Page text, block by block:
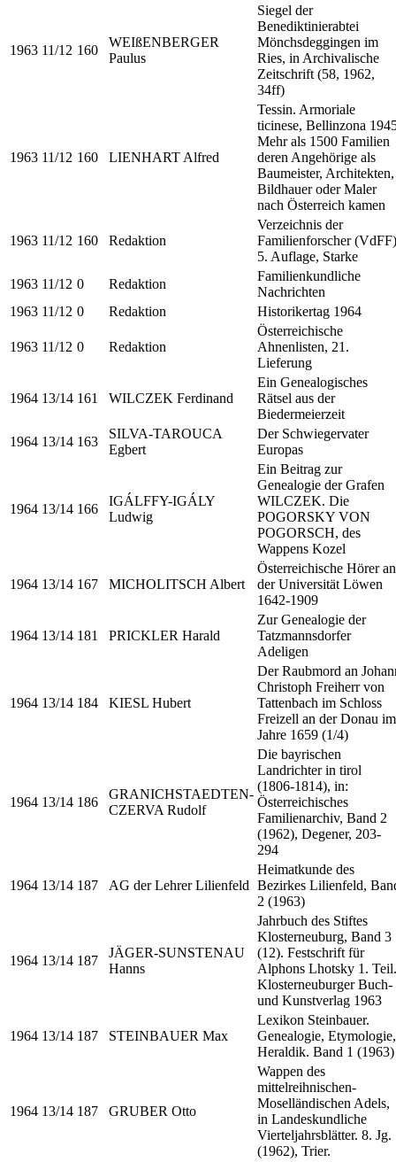
1963 11/12 160
WEIßENBERGER
Paulus
Siegel der
Benediktinierabtei
Mönchsdeggingen im
Ries, in Archivalische
Zeitschrift (58, 1962,
34ff)
1963 11/12 160 LIENHART Alfred
Tessin. Armoriale
ticinese, Bellinzona
Mehr als 1500 Familien
deren Angehörige als
Baumeister, Architekten,
Bildhauer oder Maler
nach Österreich kamen
1963 11/12 160 Redaktion
Verzeichnis der
Familienforscher
5. Auflage, Starke
1963 11/12 0 Redaktion
Familienkundliche
Nachrichten
1963 11/12 0 Redaktion Historikertag 1964
1963 11/12 0 Redaktion
Österreichische
Ahnenlisten, 21.
Lieferung
1964 13/14 161 WILCZEK Ferdinand
Ein Genealogisches
Rätsel aus der
Biedermeierzeit
1964 13/14 163
SILVA-TAROUCA
Egbert
Der Schwiegervater
Europas
1964 13/14 166
IGÁLFFY-IGÁLY
Ludwig
Ein Beitrag zur
Genealogie der Grafen
WILCZEK. Die
POGORSKY VON
POGORSCH, des
Wappens Kozel
1964 13/14 167 MICHOLITSCH Albert
Österreichische Hörer an
der Universität Löwen
1642-1909
1964 13/14 181 PRICKLER Harald
Zur Genealogie der
Tatzmannsdorfer
Adeligen
1964 13/14 184 KIESL Hubert
Der Raubmord an
Christoph Freiherr von
Tattenbach im Schloss
Freizell an der Donau im
Jahre 1659 (1/4)
1964 13/14 186
GRANICHSTAEDTEN-
CZERVA Rudolf
Die bayrischen
Landrichter in tirol
(1806-1814), in:
Österreichisches
Familienarchiv, Band 2
(1962), Degener, 203-
294
1964 13/14 187 AG der Lehrer Lilienfeld
Heimatkunde des
Bezirkes Lilienfeld,
2 (1963)
1964 13/14 187
JÄGER-SUNSTENAU
Hanns
Jahrbuch des Stiftes
Klosterneuburg, Band 3
(12). Festschrift für
Alphons Lhotsky 1. Teil.
Klosterneuburger Buch-
und Kunstverlag 1963
1964 13/14 187 STEINBAUER Max
Lexikon Steinbauer.
Genealogie, Etymologie,
Heraldik. Band 1 (1963)
1964 13/14 187 GRUBER Otto
Wappen des
mittelreihnischen-
Moselländischen Adels,
in Landeskundliche
Vierteljahrsblätter. 8. Jg.
(1962), Trier.